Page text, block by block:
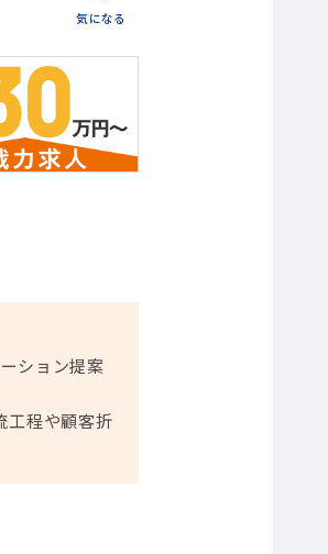
ション提案
工程や顧客折